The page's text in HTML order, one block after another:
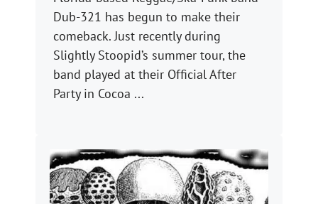
Dub-321 has begun to make their
comeback. Just recently during
Slightly Stoopid’s summer tour, the
band played at their Official After
Party in Cocoa ...